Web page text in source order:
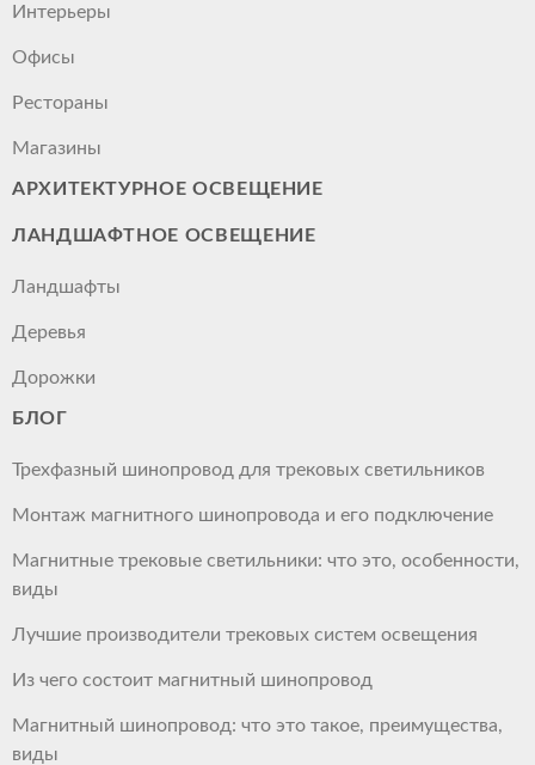
Интерьеры
Офисы
Рестораны
Магазины
АРХИТЕКТУРНОЕ ОСВЕЩЕНИЕ
ЛАНДШАФТНОЕ ОСВЕЩЕНИЕ
Ландшафты
Деревья
Дорожки
БЛОГ
Трехфазный шинопровод для трековых светильников
Монтаж магнитного шинопровода и его подключение
Магнитные трековые светильники: что это, особенности,
виды
Лучшие производители трековых систем освещения
Из чего состоит магнитный шинопровод
Магнитный шинопровод: что это такое, преимущества,
виды